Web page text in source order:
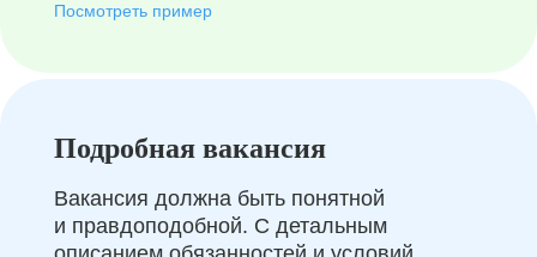
Посмотреть пример
Подробная вакансия
Вакансия должна быть понятной
и правдоподобной. С детальным